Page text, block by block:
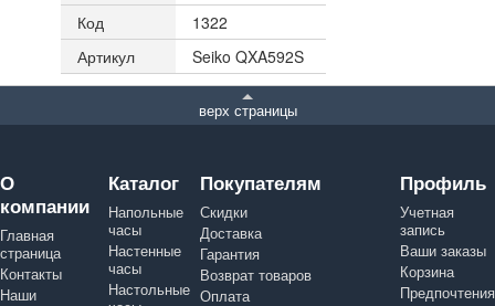
Код
1322
Артикул
Seiko QXA592S
верх страницы
О
компании
Главная
страница
Контакты
Наши
Каталог
Напольные
часы
Настенные
часы
Настольные
Покупателям
Скидки
Доставка
Гарантия
Возврат товаров
Оплата
Профиль
Учетная
запись
Ваши заказы
Корзина
Предпочтения